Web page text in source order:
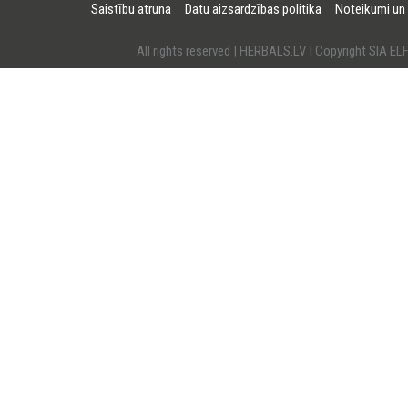
Saistību atruna Datu aizsardzības politika Noteikumi
All rights reserved | HERBALS.LV | Copyright SIA